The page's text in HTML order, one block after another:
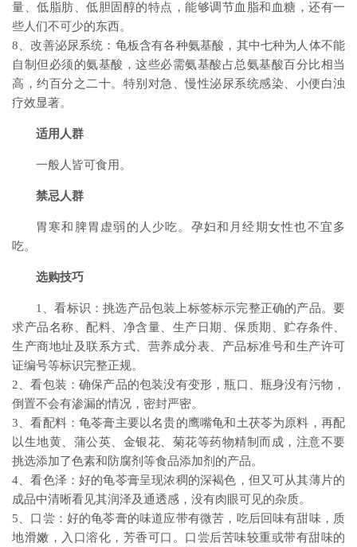
量、低脂肪、低胆固醇的特点，能够调节血脂和血糖，还有一
些人们不可少的东西。
8、改善泌尿系统：龟板含有各种氨基酸，其中七种为人体不能
自制但必须的氨基酸，这些必需氨基酸占总氨基酸百分比相当
高，约百分之二十。特别对急、慢性泌尿系统感染、小便白浊
疗效显著。
适用人群
一般人皆可食用。
禁忌人群
胃寒和脾胃虚弱的人少吃。孕妇和月经期女性也不宜多
吃。
选购技巧
1、看标识：挑选产品包装上标签标示完整正确的产品。要
求产品名称、配料、净含量、生产日期、保质期、贮存条件、
生产商地址及联系方式、营养成分表、产品标准号和生产许可
证编号等标识完整正规。
2、看包装：确保产品的包装没有变形，瓶口、瓶身没有污物，
倒置不会有渗漏的情况，密封严密。
3、看配料：龟苓膏主要以名贵的鹰嘴龟和土茯苓为原料，再配
以生地黄、蒲公英、金银花、菊花等药物精制而成，注意不要
挑选添加了色素和防腐剂等食品添加剂的产品。
4、看色泽：好的龟苓膏呈现浓稠的深褐色，但又可从其薄片的
成品中清晰看见其润泽及通透感，没有肉眼可见的杂质。
5、口尝：好的龟苓膏的味道应带有微苦，吃后回味有甜味，质
地滑嫩，入口溶化，芳香可口。口尝后苦味较重或带有甜味的